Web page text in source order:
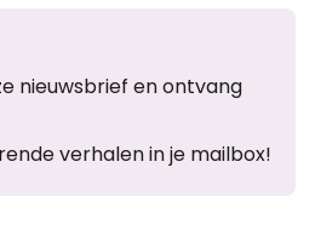
nieuwsbrief en ontvang
verhalen in je mailbox!